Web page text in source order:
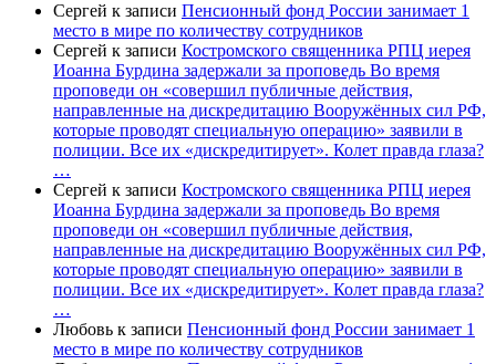
Сергей к записи Пенсионный фонд России занимает 1
место в мире по количеству сотрудников
Сергей к записи Костромского священника РПЦ иерея
Иоанна Бурдина задержали за проповедь Во время
проповеди он «совершил публичные действия,
направленные на дискредитацию Вооружённых сил РФ,
которые проводят специальную операцию» заявили в
полиции. Все их «дискредитирует». Колет правда глаза?
…
Сергей к записи Костромского священника РПЦ иерея
Иоанна Бурдина задержали за проповедь Во время
проповеди он «совершил публичные действия,
направленные на дискредитацию Вооружённых сил РФ,
которые проводят специальную операцию» заявили в
полиции. Все их «дискредитирует». Колет правда глаза?
…
Любовь к записи Пенсионный фонд России занимает 1
место в мире по количеству сотрудников